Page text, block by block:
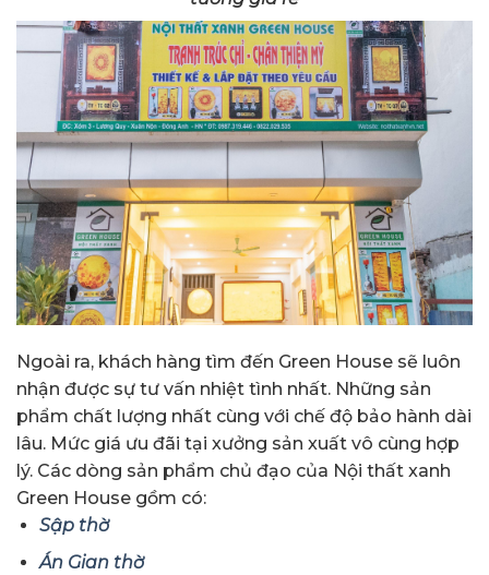
Ngoài ra, khách hàng tìm đến Green House sẽ luôn
nhận được sự tư vấn nhiệt tình nhất. Những sản
phẩm chất lượng nhất cùng với chế độ bảo hành dài
lâu. Mức giá ưu đãi tại xưởng sản xuất vô cùng hợp
lý. Các dòng sản phẩm chủ đạo của Nội thất xanh
Green House gồm có:
Sập thờ
Án Gian thờ